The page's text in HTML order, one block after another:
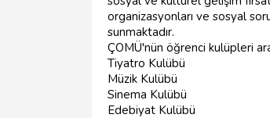
organizasyonları ve sosyal
sunmaktadır.
ÇOMÜ'nün öğrenci kulüpleri
Tiyatro Kulübü
Müzik Kulübü
Sinema Kulübü
Edebiyat Kulübü